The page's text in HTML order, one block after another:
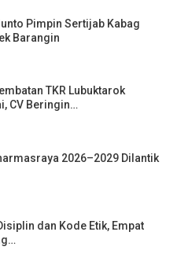
Pimpin Sertijab Kabag
Barangin
TKR Lubuktarok
CV Beringin…
2026–2029 Dilantik
dan Kode Etik, Empat